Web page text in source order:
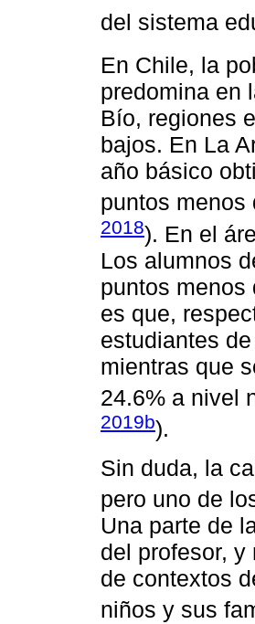
del sistema
En Chile, la
predomina en
Bío, regiones
bajos. En La
año básico
puntos menos
2018). En el
Los alumnos
puntos menos
es que,
estudiantes
mientras que
24.6% a nivel
2019b).
Sin duda, la
pero uno de
Una parte de
del profesor,
de contextos
niños y sus